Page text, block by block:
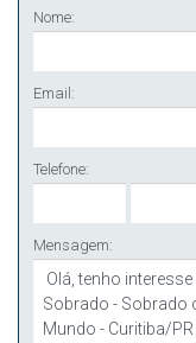
Nome:
Email:
Telefone:
Mensagem: